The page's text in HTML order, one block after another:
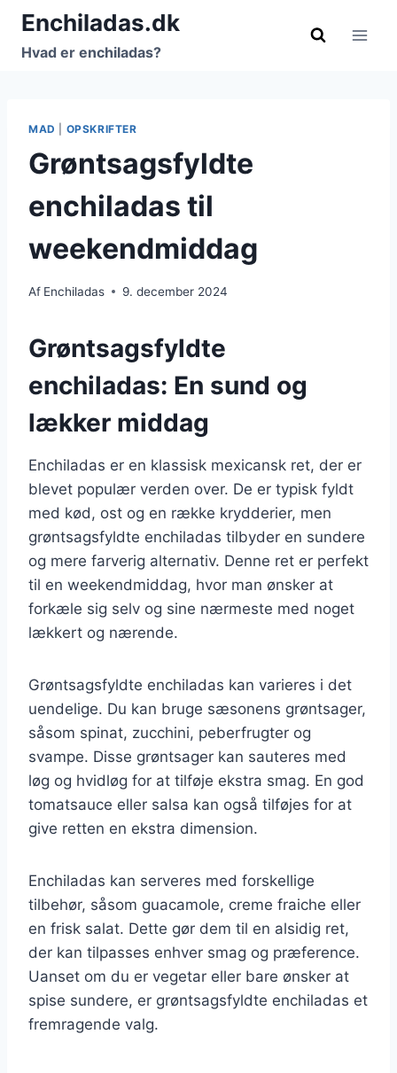
Fortsæt
indhold
Enchiladas.dk
Hvad er enchiladas?
MAD OPSKRIFTER
Grøntsagsfyldte
enchiladas til
weekendmiddag
Af Enchiladas 9. december 2024
Grøntsagsfyldte
enchiladas: En sund og
lækker middag
Enchiladas er en klassisk mexicansk ret, der er
blevet populær verden over. De er typisk fyldt
med kød, ost og en række krydderier, men
grøntsagsfyldte enchiladas tilbyder en sundere
og mere farverig alternativ. Denne ret er perfekt
til en weekendmiddag, hvor man ønsker at
forkæle sig selv og sine nærmeste med noget
lækkert og nærende.
Grøntsagsfyldte enchiladas kan varieres i det
uendelige. Du kan bruge sæsonens grøntsager,
såsom spinat, zucchini, peberfrugter og
svampe. Disse grøntsager kan sauteres med
løg og hvidløg for at tilføje ekstra smag. En god
tomatsauce eller salsa kan også tilføjes for at
give retten en ekstra dimension.
Enchiladas kan serveres med forskellige
tilbehør, såsom guacamole, creme fraiche eller
en frisk salat. Dette gør dem til en alsidig ret,
der kan tilpasses enhver smag og præference.
Uanset om du er vegetar eller bare ønsker at
spise sundere, er grøntsagsfyldte enchiladas et
fremragende valg.